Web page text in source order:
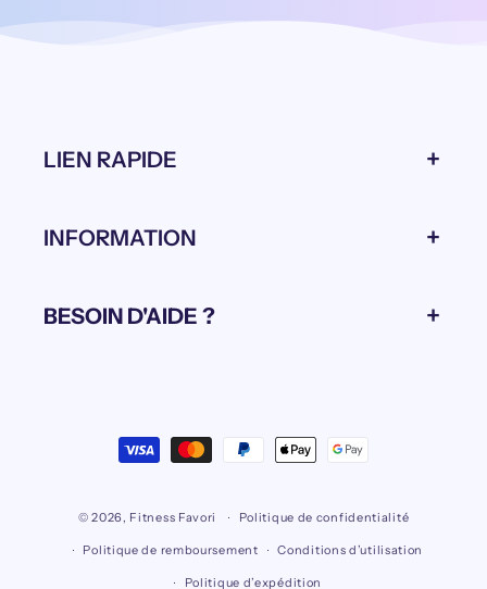
LIEN RAPIDE
INFORMATION
BESOIN D'AIDE ?
de
© 2026, Fitness Favori Politique de confidentialité
Politique de remboursement Conditions d’utilisation
Politique d’expédition